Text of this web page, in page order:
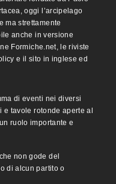
oggi l’arcipelago
ma strettamente
anche in versione
Formiche.net, le riviste
e il sito in inglese ed
di eventi nei diversi
tavole rotonde aperte al
ruolo importante e
non gode del
di alcun partito o